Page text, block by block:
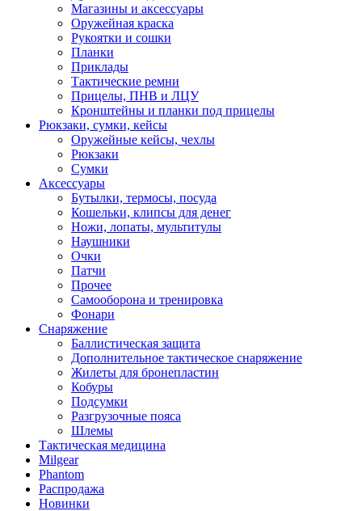
Магазины и аксессуары
Оружейная краска
Рукоятки и сошки
Планки
Приклады
Тактические ремни
Прицелы, ПНВ и ЛЦУ
Кронштейны и планки под прицелы
Рюкзаки, сумки, кейсы
Оружейные кейсы, чехлы
Рюкзаки
Сумки
Аксессуары
Бутылки, термосы, посуда
Кошельки, клипсы для денег
Ножи, лопаты, мультитулы
Наушники
Очки
Патчи
Прочее
Самооборона и тренировка
Фонари
Снаряжение
Баллистическая защита
Дополнительное тактическое снаряжение
Жилеты для бронепластин
Кобуры
Подсумки
Разгрузочные пояса
Шлемы
Тактическая медицина
Milgear
Phantom
Распродажа
Новинки